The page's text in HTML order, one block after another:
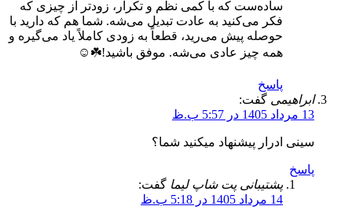
ساده‌ست که با کمی نظم و تکرار، زودتر از چیزی که
فکر می‌کنید به عادت تبدیل می‌شه. شما هم که دارید با
حوصله پیش می‌رید، قطعاً به زودی کاملاً یاد می‌گیره و
همه چیز عادی می‌شه. موفق باشید!☘️☺️
پاسخ
ابراهیمی گفت:
13 مرداد 1405 در 5:57 ب.ظ
سینی ادرار پیشنهاد میکنید شما؟
پاسخ
پشتیبانی پت شاپ لیما گفت:
14 مرداد 1405 در 5:18 ب.ظ